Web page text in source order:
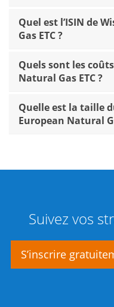
Quel est l’ISIN de
Gas ETC ?
Quels sont les
Natural Gas ETC ?
Quelle est la taille
European Natural
Suivez vos
S’inscrire